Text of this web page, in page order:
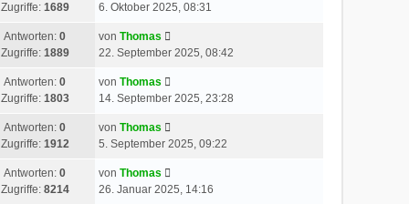
Zugriffe: 1689
6. Oktober 2025, 08:31
Antworten: 0
Zugriffe: 1889
von Thomas
22. September 2025, 08:42
Antworten: 0
Zugriffe: 1803
von Thomas
14. September 2025, 23:28
Antworten: 0
Zugriffe: 1912
von Thomas
5. September 2025, 09:22
Antworten: 0
Zugriffe: 8214
von Thomas
26. Januar 2025, 14:16